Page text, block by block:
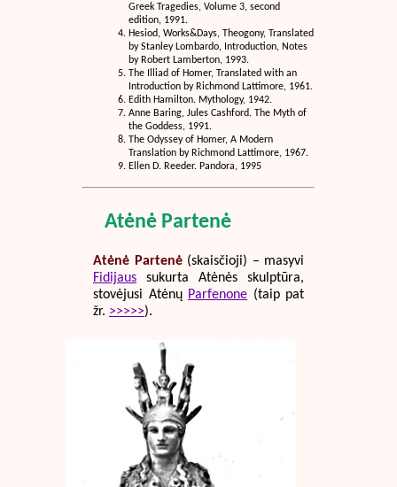
Greek Tragedies, Volume 3, second
edition, 1991.
Hesiod, Works&Days, Theogony, Translated
by Stanley Lombardo, Introduction, Notes
by Robert Lamberton, 1993.
The Illiad of Homer, Translated with an
Introduction by Richmond Lattimore, 1961.
Edith Hamilton. Mythology, 1942.
Anne Baring, Jules Cashford. The Myth of
the Goddess, 1991.
The Odyssey of Homer, A Modern
Translation by Richmond Lattimore, 1967.
Ellen D. Reeder. Pandora, 1995
Atėnė Partenė
Atėnė Partenė(skaisčioji) – masyvi
Fidijaus sukurta Atėnės skulptūra,
stovėjusi Atėnų Parfenone (taip pat
žr. >>>>>).